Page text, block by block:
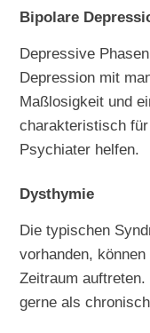
Bipolare
Depressive
Depression mit
Maßlosigkeit und
charakteristisch
Psychiater helfen.
Dysthymie
Die typischen
vorhanden,
Zeitraum
gerne als